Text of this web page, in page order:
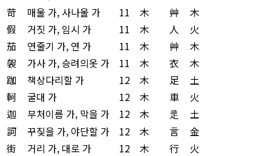
苛
매울 가, 사나울 가 11 木 艸
木
假
거짓 가, 임시 가 11 木 人
火
茄
연줄기 가, 연 가 11 木 艸
木
袈
가사 가, 승려의옷 가 11 木 衣
木
跏
책상다리할 가 12 木 足
土
軻
굴대 가 12 木 車
火
迦
부처이름 가, 막을 가 12 木 辵
土
訶
꾸짖을 가, 야단할 가 12 木 言
金
街
거리 가, 대로 가 12 木 行
火